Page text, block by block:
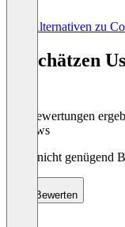
Alle Alternativen zu
So schätzen
Die Bewertungen
Reviews
Noch nicht genügend
Bewerten